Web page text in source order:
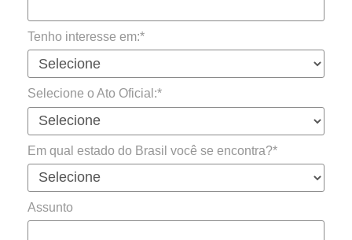
Tenho interesse em:*
Selecione o Ato Oficial:*
Em qual estado do Brasil você se encontra?*
Assunto